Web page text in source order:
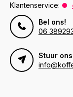
Klantenservice:
Bel ons!
06
Stuur